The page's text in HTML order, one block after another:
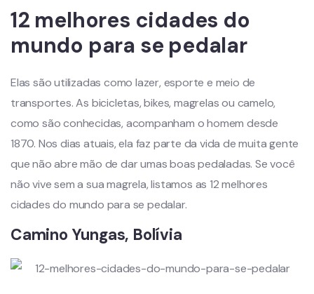
12 melhores cidades do
mundo para se pedalar
Elas são utilizadas como lazer, esporte e meio de
transportes. As bicicletas, bikes, magrelas ou camelo,
como são conhecidas, acompanham o homem desde
1870. Nos dias atuais, ela faz parte da vida de muita gente
que não abre mão de dar umas boas pedaladas. Se você
não vive sem a sua magrela, listamos as 12 melhores
cidades do mundo para se pedalar.
Camino Yungas, Bolívia